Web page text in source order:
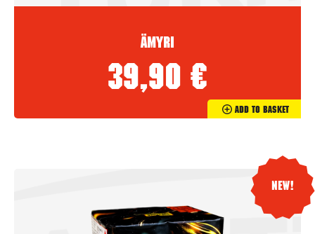
Ämyri
39,90 €
Add To Basket
New!